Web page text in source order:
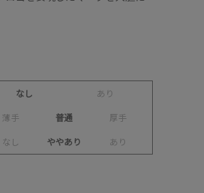
なし あ り
薄手 普通 厚手
な し ややあり あ り